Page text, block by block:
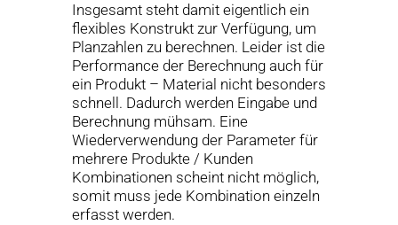
Insgesamt steht damit eigentlich ein
flexibles Konstrukt zur Verfügung, um
Planzahlen zu berechnen. Leider ist die
Performance der Berechnung auch für
ein Produkt – Material nicht besonders
schnell. Dadurch werden Eingabe und
Berechnung mühsam. Eine
Wiederverwendung der Parameter für
mehrere Produkte / Kunden
Kombinationen scheint nicht möglich,
somit muss jede Kombination einzeln
erfasst werden.